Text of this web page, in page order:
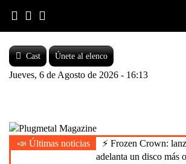
content
Cast Únete al elenco
Jueves, 6 de Agosto de 2026 - 16:13
Plugmetal Magazine
Heavy Metal is Life
📣 Últimas noticias
⚡ Frozen Crown:
adelanta un disco más